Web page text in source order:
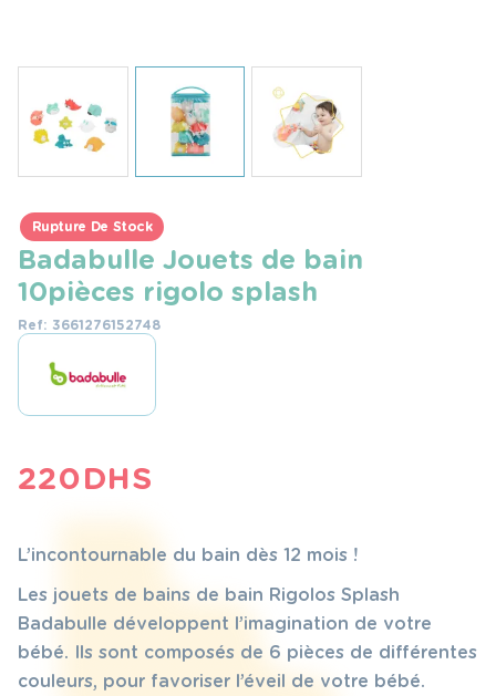
Rupture De Stock
Badabulle Jouets de bain
10pièces rigolo splash
Ref: 3661276152748
220DHS
L’incontournable du bain dès 12 mois !
Les jouets de bains de bain Rigolos Splash
Badabulle développent l’imagination de votre
bébé. Ils sont composés de 6 pièces de différentes
couleurs, pour favoriser l’éveil de votre bébé.